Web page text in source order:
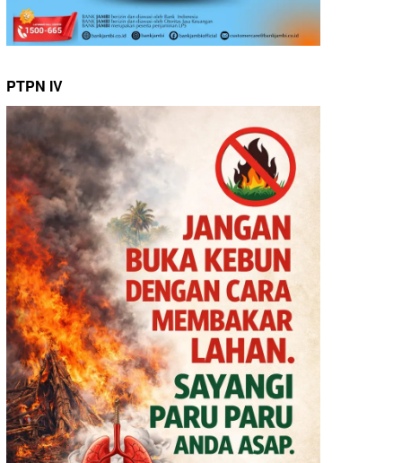
PTPN IV